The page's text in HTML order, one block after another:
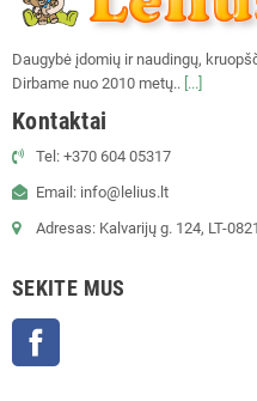
Daugybė įdomių ir naudingų,
Dirbame nuo 2010 metų.. [...]
Kontaktai
Tel: +370 604 05317
Email: info@lelius.lt
Adresas: Kalvarijų g. 124, LT-
SEKITE MUS